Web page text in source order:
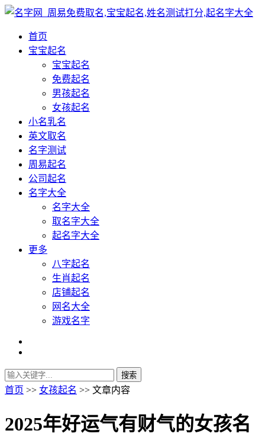
首页
宝宝起名
宝宝起名
免费起名
男孩起名
女孩起名
小名乳名
英文取名
名字测试
周易起名
公司起名
名字大全
名字大全
取名字大全
起名字大全
更多
八字起名
生肖起名
店铺起名
网名大全
游戏名字
首页 >> 女孩起名 >> 文章内容
2025年好运气有财气的女孩名